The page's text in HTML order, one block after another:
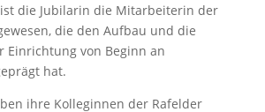
die Jubilarin die Mitarbeiterin der
die den Aufbau und die
Einrichtung von Beginn an
hat.
ihre Kolleginnen der Rafelder